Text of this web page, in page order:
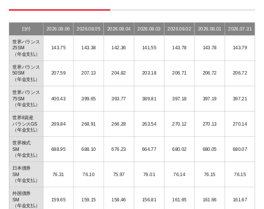
日付 2026.08.06 2026.08.05 2026.08.04 2026.08.03 2026.08.02 2026.08.01 2026.07.31
世界バランス
25SM
（年金支払）
143.75 143.38 142.36 141.55 143.78 143.78 143.79
世界バランス
50SM
（年金支払）
207.59 207.13 204.82 203.18 206.71 206.72 206.72
世界バランス
75SM
（年金支払）
400.43 399.65 393.77 389.81 397.18 397.19 397.21
世界8資産
バランスGS
（年金支払）
269.84 268.91 266.28 263.54 270.12 270.13 270.14
世界株式
SM
（年金支払）
688.95 688.10 676.23 664.77 680.02 680.05 680.07
日本債券
SM
（年金支払）
76.31 76.10 75.97 76.01 76.14 76.15 76.15
外国債券
SM
（年金支払）
159.65 159.15 158.46 156.81 161.65 161.66 161.67